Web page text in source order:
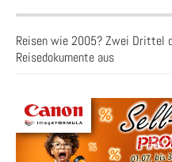
Reisen wie 2005? Zwei Drittel
Reisedokumente aus